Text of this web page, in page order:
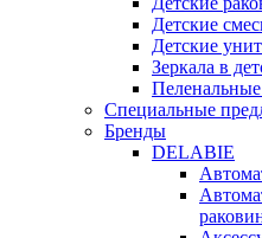
Детские
Детские
Зеркала в
Специальные
Бренды
DELABIE